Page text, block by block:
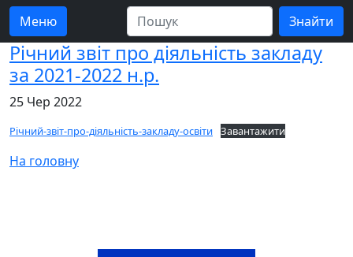
Меню
Річний звіт про діяльність закладу
за 2021-2022 н.р.
25 Чер 2022
Річний-звіт-про-діяльність-закладу-освіти Завантажити
На головну